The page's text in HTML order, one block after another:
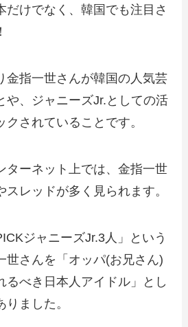
だけでなく、韓国でも注目さ
金指一世さんが韓国の人気芸
や、ジャニーズJr.としての活
されていることです。
ターネット上では、金指一世
スレッドが多く見られます。
ジャニーズJr.3人」という
世さんを「オッパ(お兄さん)
るべき日本人アイドル」とし
ました。